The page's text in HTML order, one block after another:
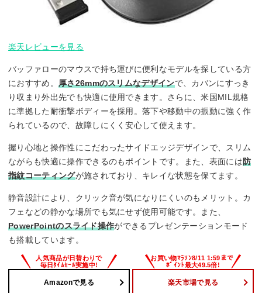
楽天レビューを見る
バッファローのマウスで持ち運びに便利なモデルを探している方
におすすめ。 厚さ26mmのスリムなデザインで、カバンにすっき
り収まり外出先でも快適に使用できます。さらに、米国MIL規格
に準拠した耐衝撃ボディーを採用。落下や移動中の振動に強く作
られているので、故障しにくく安心して使えます。
握り心地と操作性にこだわったサイドエッジデザインで、スリム
ながらも快適に操作できるのもポイントです。また、表面には防
指紋コーティングが施されており、キレイな状態を保てます。
静音設計により、クリック音が気になりにくいのもメリット。カ
フェなどの静かな場所でも気にせず使用可能です。また、
PowerPointのスライド操作ができるプレゼンテーションモード
も搭載しています。
Amazonで見る 楽天市場で見る